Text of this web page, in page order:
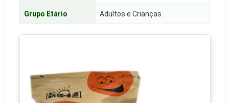
Grupo Etário Adultos e Crianças